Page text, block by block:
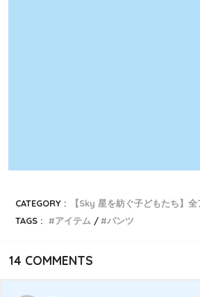
CATEGORY :
【Sky 星を紡ぐ子どもたち】
TAGS :
アイテム パンツ
14 COMMENTS